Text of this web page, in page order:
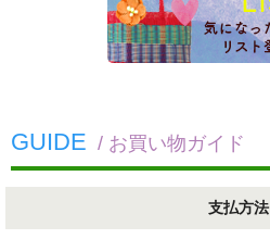
GUIDE / お買い物ガイド
支払方法